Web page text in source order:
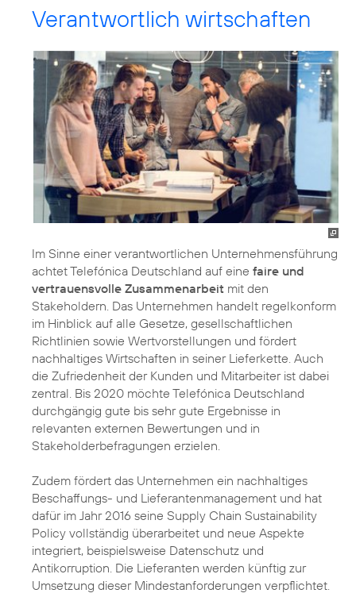
Verantwortlich wirtschaften
Im Sinne einer verantwortlichen Unternehmensführung
achtet Telefónica Deutschland auf eine faire und
vertrauensvolle Zusammenarbeit mit den
Stakeholdern. Das Unternehmen handelt regelkonform
im Hinblick auf alle Gesetze, gesellschaftlichen
Richtlinien sowie Wertvorstellungen und fördert
nachhaltiges Wirtschaften in seiner Lieferkette . Auch
die Zufriedenheit der Kunden und Mitarbeiter ist dabei
zentral. Bis 2020 möchte Telefónica Deutschland
durchgängig gute bis sehr gute Ergebnisse in
relevanten externen Bewertungen und in
Stakeholderbefragungen erzielen.
Zudem fördert das Unternehmen ein nachhaltiges
Beschaffungs- und Lieferantenmanagement und hat
dafür im Jahr 2016 seine Supply Chain Sustainability
Policy vollständig überarbeitet und neue Aspekte
integriert, beispielsweise Datenschutz und
Antikorruption. Die Lieferanten werden künftig zur
Umsetzung dieser Mindestanforderungen verpflichtet.